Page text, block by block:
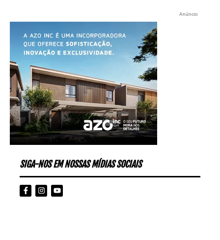
Anúncio
SIGA-NOS EM NOSSAS MÍDIAS SOCIAIS